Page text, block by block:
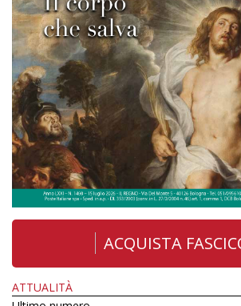
ACQUISTA
ATTUALITÀ